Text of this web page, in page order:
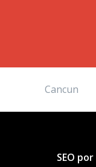
Cancun
SEO